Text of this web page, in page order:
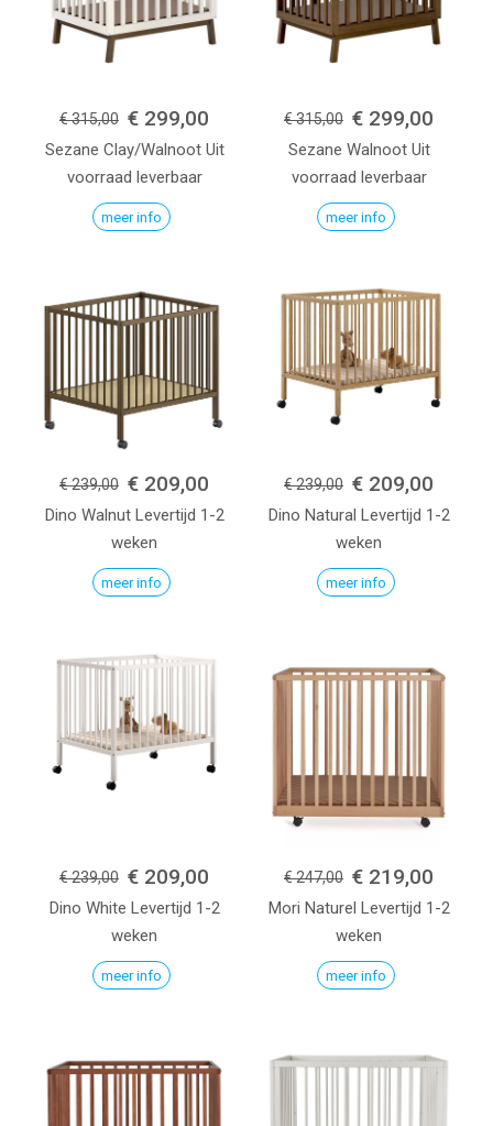
€ 315,00 € 299,00
Sezane Clay/Walnoot Uit
voorraad leverbaar
meer info
€ 315,00 € 299,00
Sezane Walnoot Uit
voorraad leverbaar
meer info
€ 239,00 € 209,00
Dino Walnut Levertijd 1-2
weken
meer info
€ 239,00 € 209,00
Dino Natural Levertijd 1-2
weken
meer info
€ 239,00 € 209,00
Dino White Levertijd 1-2
weken
meer info
€ 247,00 € 219,00
Mori Naturel Levertijd 1-2
weken
meer info